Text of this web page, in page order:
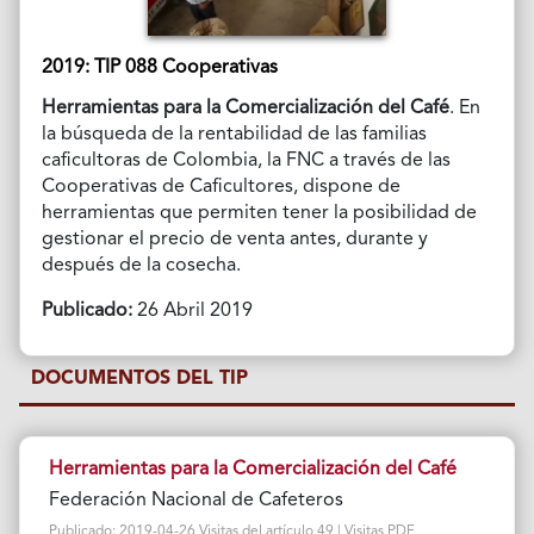
2019: TIP 088 Cooperativas
Herramientas para la Comercialización del Café. En
la búsqueda de la rentabilidad de las familias
caficultoras de Colombia, la FNC a través de las
Cooperativas de Caficultores, dispone de
herramientas que permiten tener la posibilidad de
gestionar el precio de venta antes, durante y
después de la cosecha.
Publicado:26 Abril 2019
DOCUMENTOS DEL TIP
Herramientas para la Comercialización del Café
Federación Nacional de Cafeteros